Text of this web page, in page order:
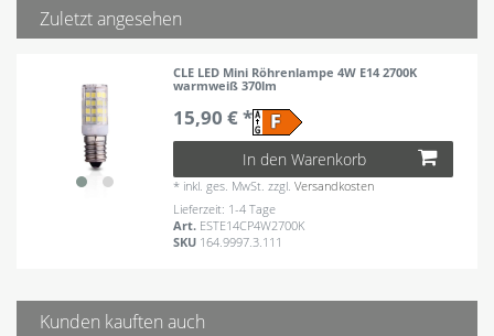
Zuletzt angesehen
CLE LED Mini Röhrenlampe 4W E14 2700K
warmweiß 370lm
15,90 € *
In den Warenkorb
* inkl. ges. MwSt. zzgl.Versandkosten
Lieferzeit: 1-4 Tage
Art. ESTE14CP4W2700K
SKU 164.9997.3.111
Kunden kauften auch